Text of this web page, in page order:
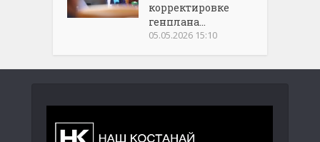
корректировке
генплана...
05.05.2026 15:10